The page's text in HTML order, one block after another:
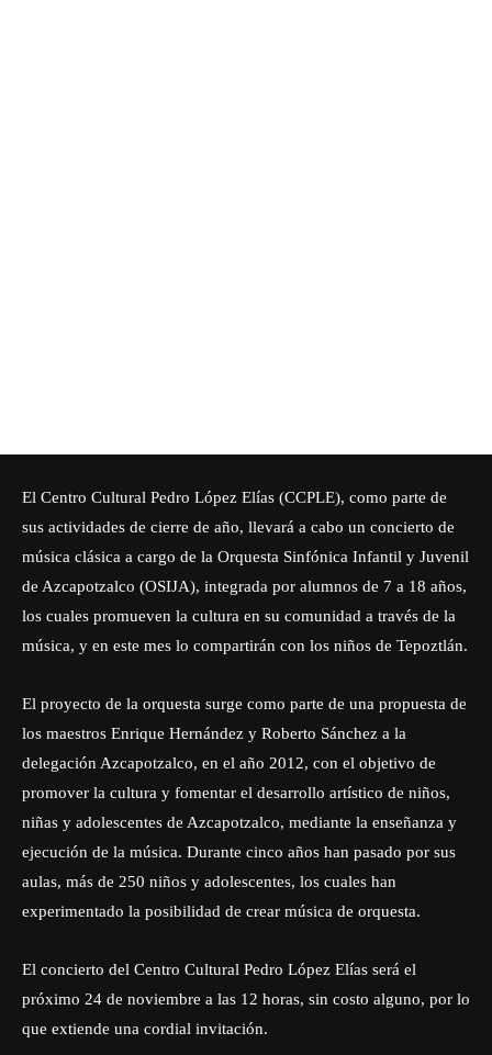
El Centro Cultural Pedro López Elías (CCPLE), como parte de
sus actividades de cierre de año, llevará a cabo un concierto de
música clásica a cargo de la Orquesta Sinfónica Infantil y Juvenil
de Azcapotzalco (OSIJA), integrada por alumnos de 7 a 18 años,
los cuales promueven la cultura en su comunidad a través de la
música, y en este mes lo compartirán con los niños de Tepoztlán.
El proyecto de la orquesta surge como parte de una propuesta de
los maestros Enrique Hernández y Roberto Sánchez a la
delegación Azcapotzalco, en el año 2012, con el objetivo de
promover la cultura y fomentar el desarrollo artístico de niños,
niñas y adolescentes de Azcapotzalco, mediante la enseñanza y
ejecución de la música. Durante cinco años han pasado por sus
aulas, más de 250 niños y adolescentes, los cuales han
experimentado la posibilidad de crear música de orquesta.
El concierto del Centro Cultural Pedro López Elías será el
próximo 24 de noviembre a las 12 horas, sin costo alguno, por lo
que extiende una cordial invitación.